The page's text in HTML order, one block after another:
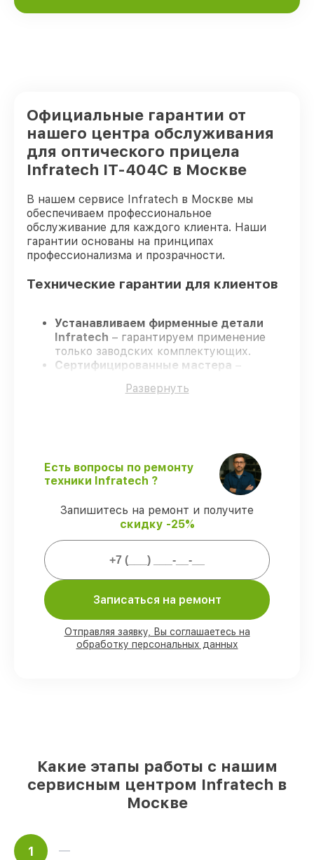
Официальные гарантии от
нашего центра обслуживания
для оптического прицела
Infratech IT-404C в Москве
В нашем сервисе Infratech в Москве мы
обеспечиваем профессиональное
обслуживание для каждого клиента. Наши
гарантии основаны на принципах
профессионализма и прозрачности.
Технические гарантии для клиентов
Устанавливаем фирменные детали
Infratech – гарантируем применение
только заводских комплектующих.
Сертифицированные мастера –
гарантирует качество выполняемых
Официальная гарантия
– все все виды
ремонта защищены сервисной
Мы гарантируем:
ремонтов закрываем в присутствии
клиента
комплектующих Infratech имеются
поступают оперативно
Подлинные запчасти Infratech и
Развернуть
Есть вопросы по ремонту
техники Infratech ?
Запишитесь на ремонт и получите
скидку -25%
Записаться на ремонт
Отправляя заявку, Вы соглашаетесь на
обработку персональных данных
Какие этапы работы с нашим
сервисным центром Infratech в
Москве
1